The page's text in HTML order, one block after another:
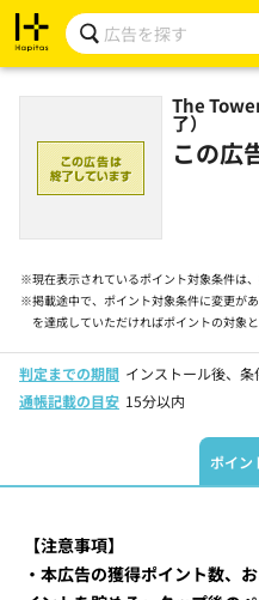
The
了）
この広
※現在表示されているポイント対象条件は
※掲載途中で、ポイント対象条件に変更が
を達成していただければポイントの対象
判定までの期間 インストール後、
通帳記載の目安 15分以内
ポイン
【注意事項】
・本広告の獲得ポイント数、